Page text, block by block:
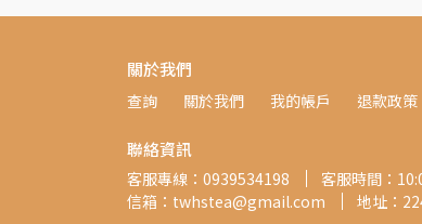
關於我們
查詢 關於我們 我的帳戶 退款政策
聯絡資訊
客服專線：0939534198
客服時間：
信箱：twhstea@gmail.com
地址：